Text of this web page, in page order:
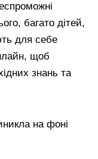
багато дітей,
для себе
щоб
знань та
на фоні